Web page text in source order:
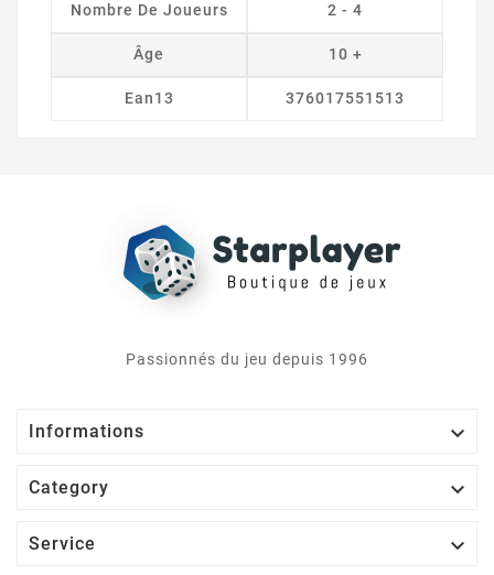
Nombre De Joueurs 2 - 4
Âge 10 +
Ean13 376017551513
Passionnés du jeu depuis 1996
Informations 
Category 
Service 